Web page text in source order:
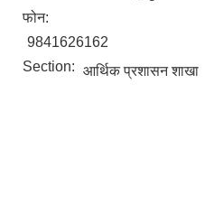
फोन:
9841626162
Section: आर्थिक प्रशासन शाखा